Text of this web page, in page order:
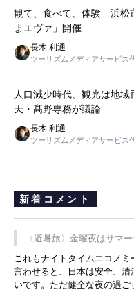
観て、食べて、体験 浜松
まエヴァ」開催
長木 利通
ツーリズムメディアサービス
人口減少時代、観光は地
天・髙野専務が議論
長木 利通
ツーリズムメディアサービス
新着コメント
〈避暑旅〉金曜夜はサマ
これもナイトタイムエコノ
言わせると、日本は安全、
いです。ただ健全な夜の過